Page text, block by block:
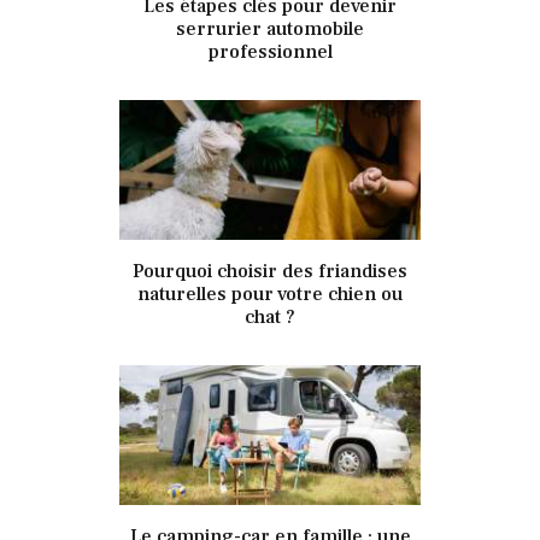
337Views 0 Likes
Les étapes clés pour devenir
serrurier automobile
professionnel
342Views 0Likes
Pourquoi choisir des friandises
naturelles pour votre chien ou
chat ?